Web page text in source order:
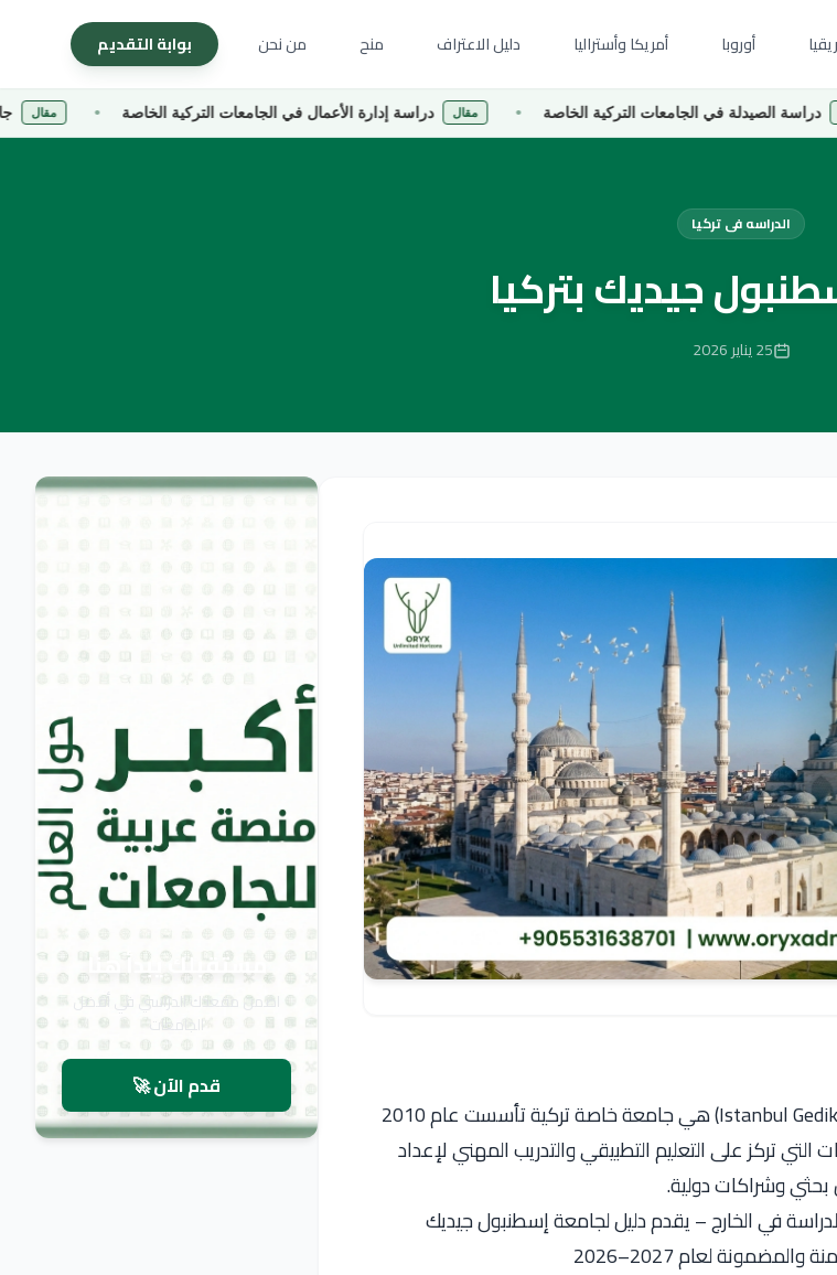
أوروبا أمريكا وأستراليا دليل الاعتراف منح من نحن بوابة التقديم
في الجامعات التركية الخاصة مقال دراسة إدارة الأعمال في الجامعات التركية الخاصة مقال جامعة
الدراسه فى تركيا
جيديك بتركيا
25 يناير 2026
جامعة إسطنبول جيديك (Istanbul Gedik University) هي جامعة خاصة تركية تأسست عام 2010
تركز على التعليم التطبيقي والتدريب المهني لإعداد
وشراكات دولية.
والمضمونة لعام 2027–2026
مستقبلك يبدأ هنا
اضمن مقعدك الدراسي في أفضل
الجامعات
قدم الآن 🚀